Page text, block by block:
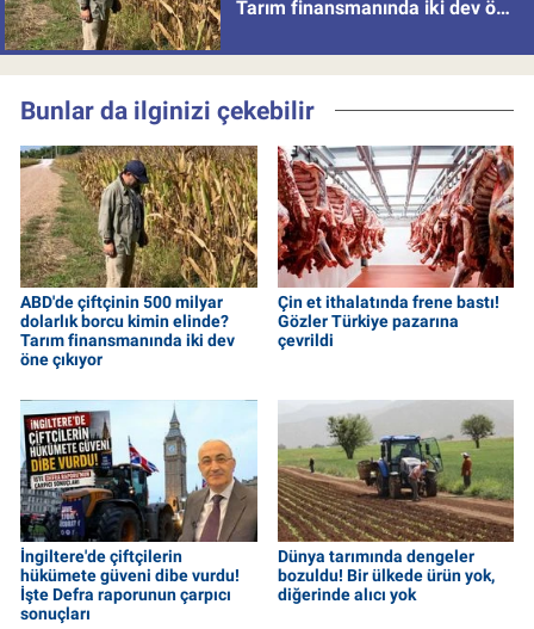
Tarım finansmanında iki dev öne
Bunlar da ilginizi çekebilir
ABD'de çiftçinin 500 milyar
dolarlık borcu kimin elinde?
Tarım finansmanında iki dev
öne çıkıyor
Çin et ithalatında frene bastı!
Gözler Türkiye pazarına
çevrildi
İngiltere'de çiftçilerin
hükümete güveni dibe vurdu!
İşte Defra raporunun çarpıcı
sonuçları
Dünya tarımında dengeler
bozuldu! Bir ülkede ürün yok,
diğerinde alıcı yok